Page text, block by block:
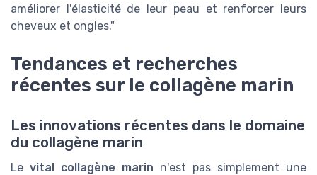
améliorer l'élasticité de leur peau et renforcer leurs
cheveux et ongles."
Tendances et recherches
récentes sur le collagène marin
Les innovations récentes dans le domaine
du collagène marin
Le vital collagène marin n'est pas simplement une